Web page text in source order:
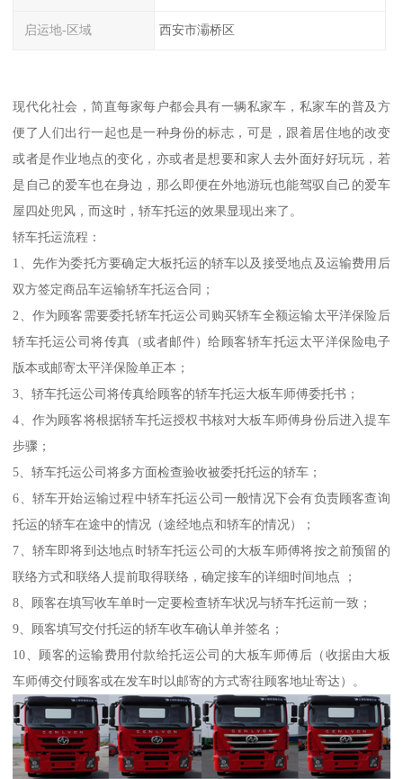
启运地-区域 西安市灞桥区
现代化社会，简直每家每户都会具有一辆私家车，私家车的普及方
便了人们出行一起也是一种身份的标志，可是，跟着居住地的改变
或者是作业地点的变化，亦或者是想要和家人去外面好好玩玩，若
是自己的爱车也在身边，那么即便在外地游玩也能驾驭自己的爱车
屋四处兜风，而这时，轿车托运的效果显现出来了。
轿车托运流程：
1、先作为委托方要确定大板托运的轿车以及接受地点及运输费用后
双方签定商品车运输轿车托运合同；
2、作为顾客需要委托轿车托运公司购买轿车全额运输太平洋保险后
轿车托运公司将传真（或者邮件）给顾客轿车托运太平洋保险电子
版本或邮寄太平洋保险单正本；
3、轿车托运公司将传真给顾客的轿车托运大板车师傅委托书；
4、作为顾客将根据轿车托运授权书核对大板车师傅身份后进入提车
步骤；
5、轿车托运公司将多方面检查验收被委托托运的轿车；
6、轿车开始运输过程中轿车托运公司一般情况下会有负责顾客查询
托运的轿车在途中的情况（途经地点和轿车的情况）；
7、轿车即将到达地点时轿车托运公司的大板车师傅将按之前预留的
联络方式和联络人提前取得联络，确定接车的详细时间地点 ；
8、顾客在填写收车单时一定要检查轿车状况与轿车托运前一致；
9、顾客填写交付托运的轿车收车确认单并签名；
10、顾客的运输费用付款给托运公司的大板车师傅后（收据由大板
车师傅交付顾客或在发车时以邮寄的方式寄往顾客地址寄达）。